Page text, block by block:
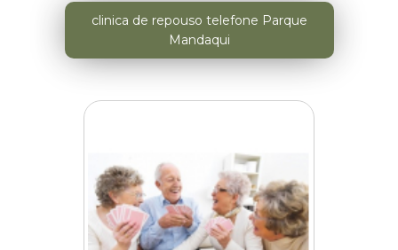
clinica de repouso telefone Parque
Mandaqui